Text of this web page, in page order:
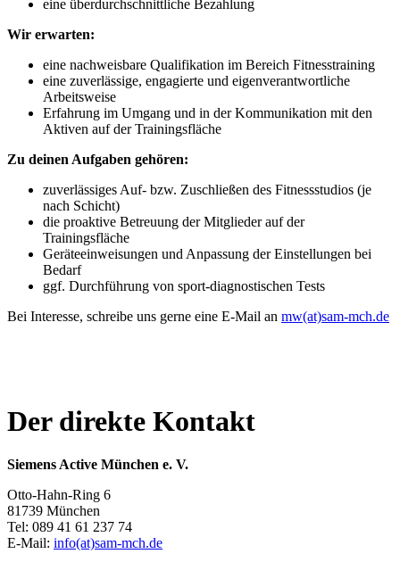
eine überdurchschnittliche Bezahlung
Wir erwarten:
eine nachweisbare Qualifikation im Bereich Fitnesstraining
eine zuverlässige, engagierte und eigenverantwortliche
Arbeitsweise
Erfahrung im Umgang und in der Kommunikation mit den
Aktiven auf der Trainingsfläche
Zu deinen Aufgaben gehören:
zuverlässiges Auf- bzw. Zuschließen des Fitnessstudios (je
nach Schicht)
die proaktive Betreuung der Mitglieder auf der
Trainingsfläche
Geräteeinweisungen und Anpassung der Einstellungen bei
Bedarf
ggf. Durchführung von sport-diagnostischen Tests
Bei Interesse, schreibe uns gerne eine E-Mail an mw(at)sam-mch.de
Der direkte Kontakt
Siemens Active München e. V.
Otto-Hahn-Ring 6
81739 München
Tel: 089 41 61 237 74
E-Mail: info(at)sam-mch.de